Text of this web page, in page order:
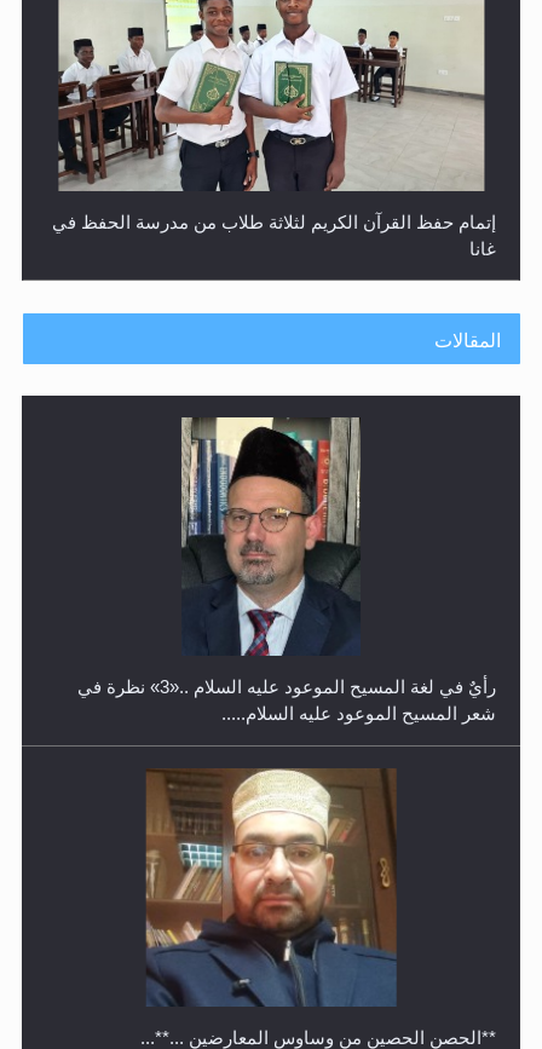
إتمام حفظ القرآن الكريم لثلاثة طلاب من مدرسة الحفظ في
غانا
حفل توزيع الشهادات في الجامعة الأحمدية بنيجيريا لعام
معرض القرآن الكريم لمدة ثلاثين يوما في مكتبة مدينة
ريهيماكي في فنلند
المقالات
رأيٌ في لغة المسيح الموعود عليه السلام ..«3» نظرة في
شعر المسيح الموعود عليه السلام.....
**الحصن الحصين من وساوس المعارضين ...**...